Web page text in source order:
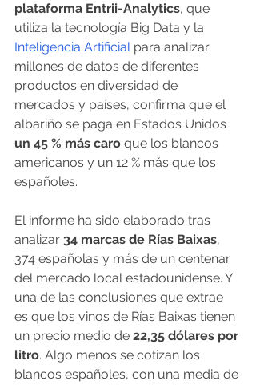
plataforma Entrii-Analytics, que
utiliza la tecnología Big Data y la
Inteligencia Artificial para analizar
millones de datos de diferentes
productos en diversidad de
mercados y países, confirma que el
albariño se paga en Estados Unidos
un 45 % más caro que los blancos
americanos y un 12 % más que los
españoles.
El informe ha sido elaborado tras
analizar 34 marcas de Rías Baixas,
374 españolas y más de un centenar
del mercado local estadounidense. Y
una de las conclusiones que extrae
es que los vinos de Rías Baixas tienen
un precio medio de 22,35 dólares por
litro. Algo menos se cotizan los
blancos españoles, con una media de